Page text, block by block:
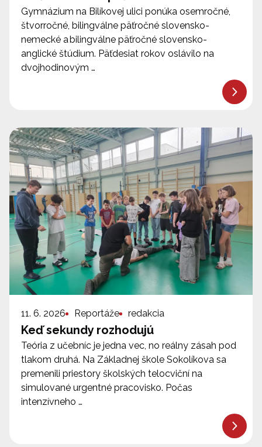
Gymnázium na Bilíkovej ulici ponúka osemročné,
štvorročné, bilingválne päťročné slovensko-
nemecké a bilingválne päťročné slovensko-
anglické štúdium. Päťdesiat rokov oslávilo na
dvojhodinovým …
11. 6. 2026 Reportáže redakcia
Keď sekundy rozhodujú
Teória z učebníc je jedna vec, no reálny zásah pod
tlakom druhá. Na Základnej škole Sokolíkova sa
premenili priestory školských telocviční na
simulované urgentné pracovisko. Počas
intenzívneho …